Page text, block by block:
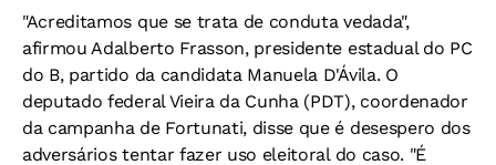
"Acreditamos que se trata de conduta vedada",
afirmou Adalberto Frasson, presidente estadual do PC
do B, partido da candidata Manuela D'Ávila. O
deputado federal Vieira da Cunha (PDT), coordenador
da campanha de Fortunati, disse que é desespero dos
adversários tentar fazer uso eleitoral do caso. "É